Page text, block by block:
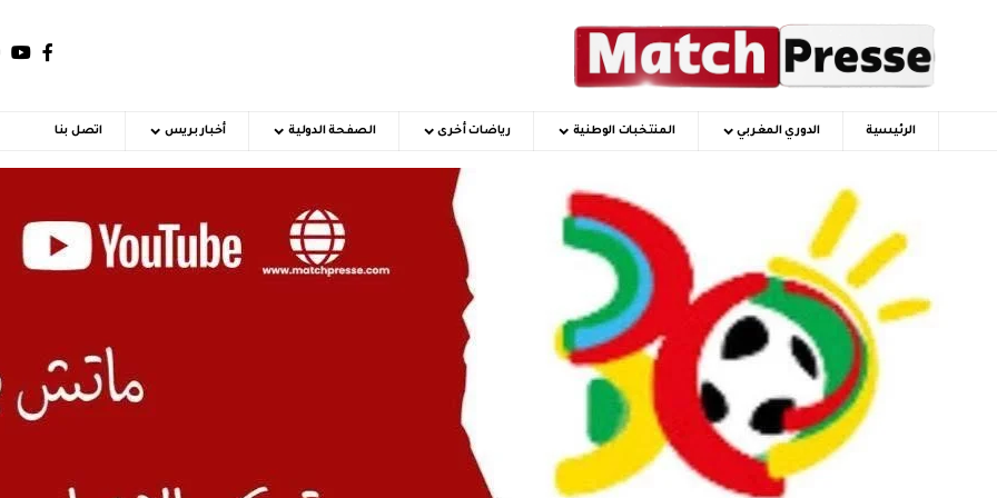
الرئيسية الدوري المغربي المنتخبات الوطنية رياضات أخرى الصفحة الدولية أخبار بريس اتصل بنا